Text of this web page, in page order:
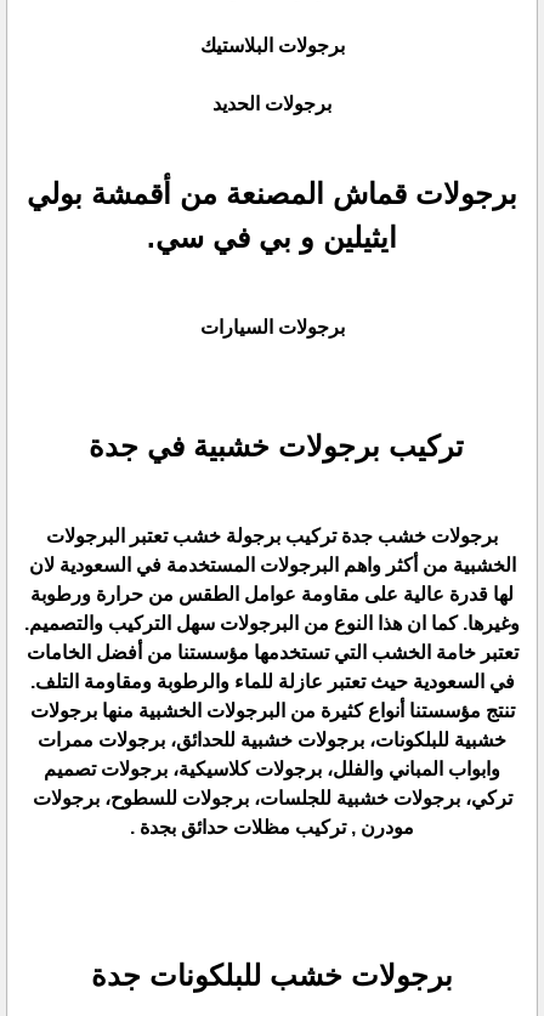
برجولات البلاستيك
برجولات الحديد
برجولات قماش المصنعة من أقمشة بولي
ايثيلين و بي في سي.
برجولات السيارات
تركيب برجولات خشبية في جدة
برجولات خشب جدة تركيب برجولة خشب تعتبر البرجولات
الخشبية من أكثر واهم البرجولات المستخدمة في السعودية لان
لها قدرة عالية على مقاومة عوامل الطقس من حرارة ورطوبة
وغيرها. كما ان هذا النوع من البرجولات سهل التركيب والتصميم.
تعتبر خامة الخشب التي تستخدمها مؤسستنا من أفضل الخامات
في السعودية حيث تعتبر عازلة للماء والرطوبة ومقاومة التلف.
تنتج مؤسستنا أنواع كثيرة من البرجولات الخشبية منها برجولات
خشبية للبلكونات، برجولات خشبية للحدائق، برجولات ممرات
وابواب المباني والفلل، برجولات كلاسيكية، برجولات تصميم
تركي، برجولات خشبية للجلسات، برجولات للسطوح، برجولات
مودرن , تركيب مظلات حدائق بجدة .
برجولات خشب للبلكونات جدة